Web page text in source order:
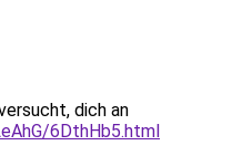
dich an
6DthHb5.html